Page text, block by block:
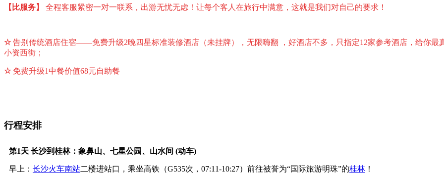
【比服务】 全程客服紧密一对一联系，出游无忧无虑！让每个客人在旅行中满意，这就是我们对自己的要求！
☆ 告别传统酒店住宿——免费升级2晚四星标准装修酒店（未挂牌），无限嗨翻 ，好酒店不多，只指定12家参考酒店，给你最
小资西街；
☆ 免费升级1中餐价值68元自助餐
行程安排
第1天 长沙到桂林：象鼻山、七星公园、山水间 (动车)
早上： 长沙火车南站二楼进站口，乘坐高铁（G535次， 07:11-10:27）前往被誉为“国际旅游明珠”的桂林 ！